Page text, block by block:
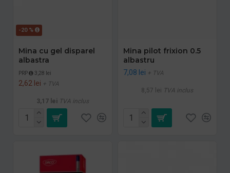
-20 %
Mina cu gel disparel
albastra
PRP 3,28 lei
2,62 lei + TVA
3,17 lei TVA inclus
Mina pilot frixion 0.5
albastru
7,08 lei + TVA
8,57 lei TVA inclus